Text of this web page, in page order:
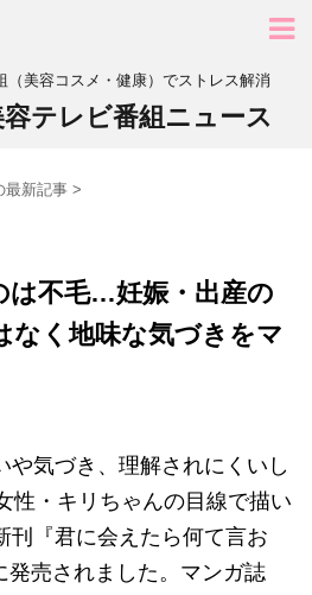
（美容コスメ・健康）でストレス解消
テレビ番組ニュース
最新記事 >
は不毛…妊娠・出産の
なく地味な気づきをマ
や気づき、理解されにくいし
性・キリちゃんの目線で描い
刊『君に会えたら何て言お
発売されました。マンガ誌